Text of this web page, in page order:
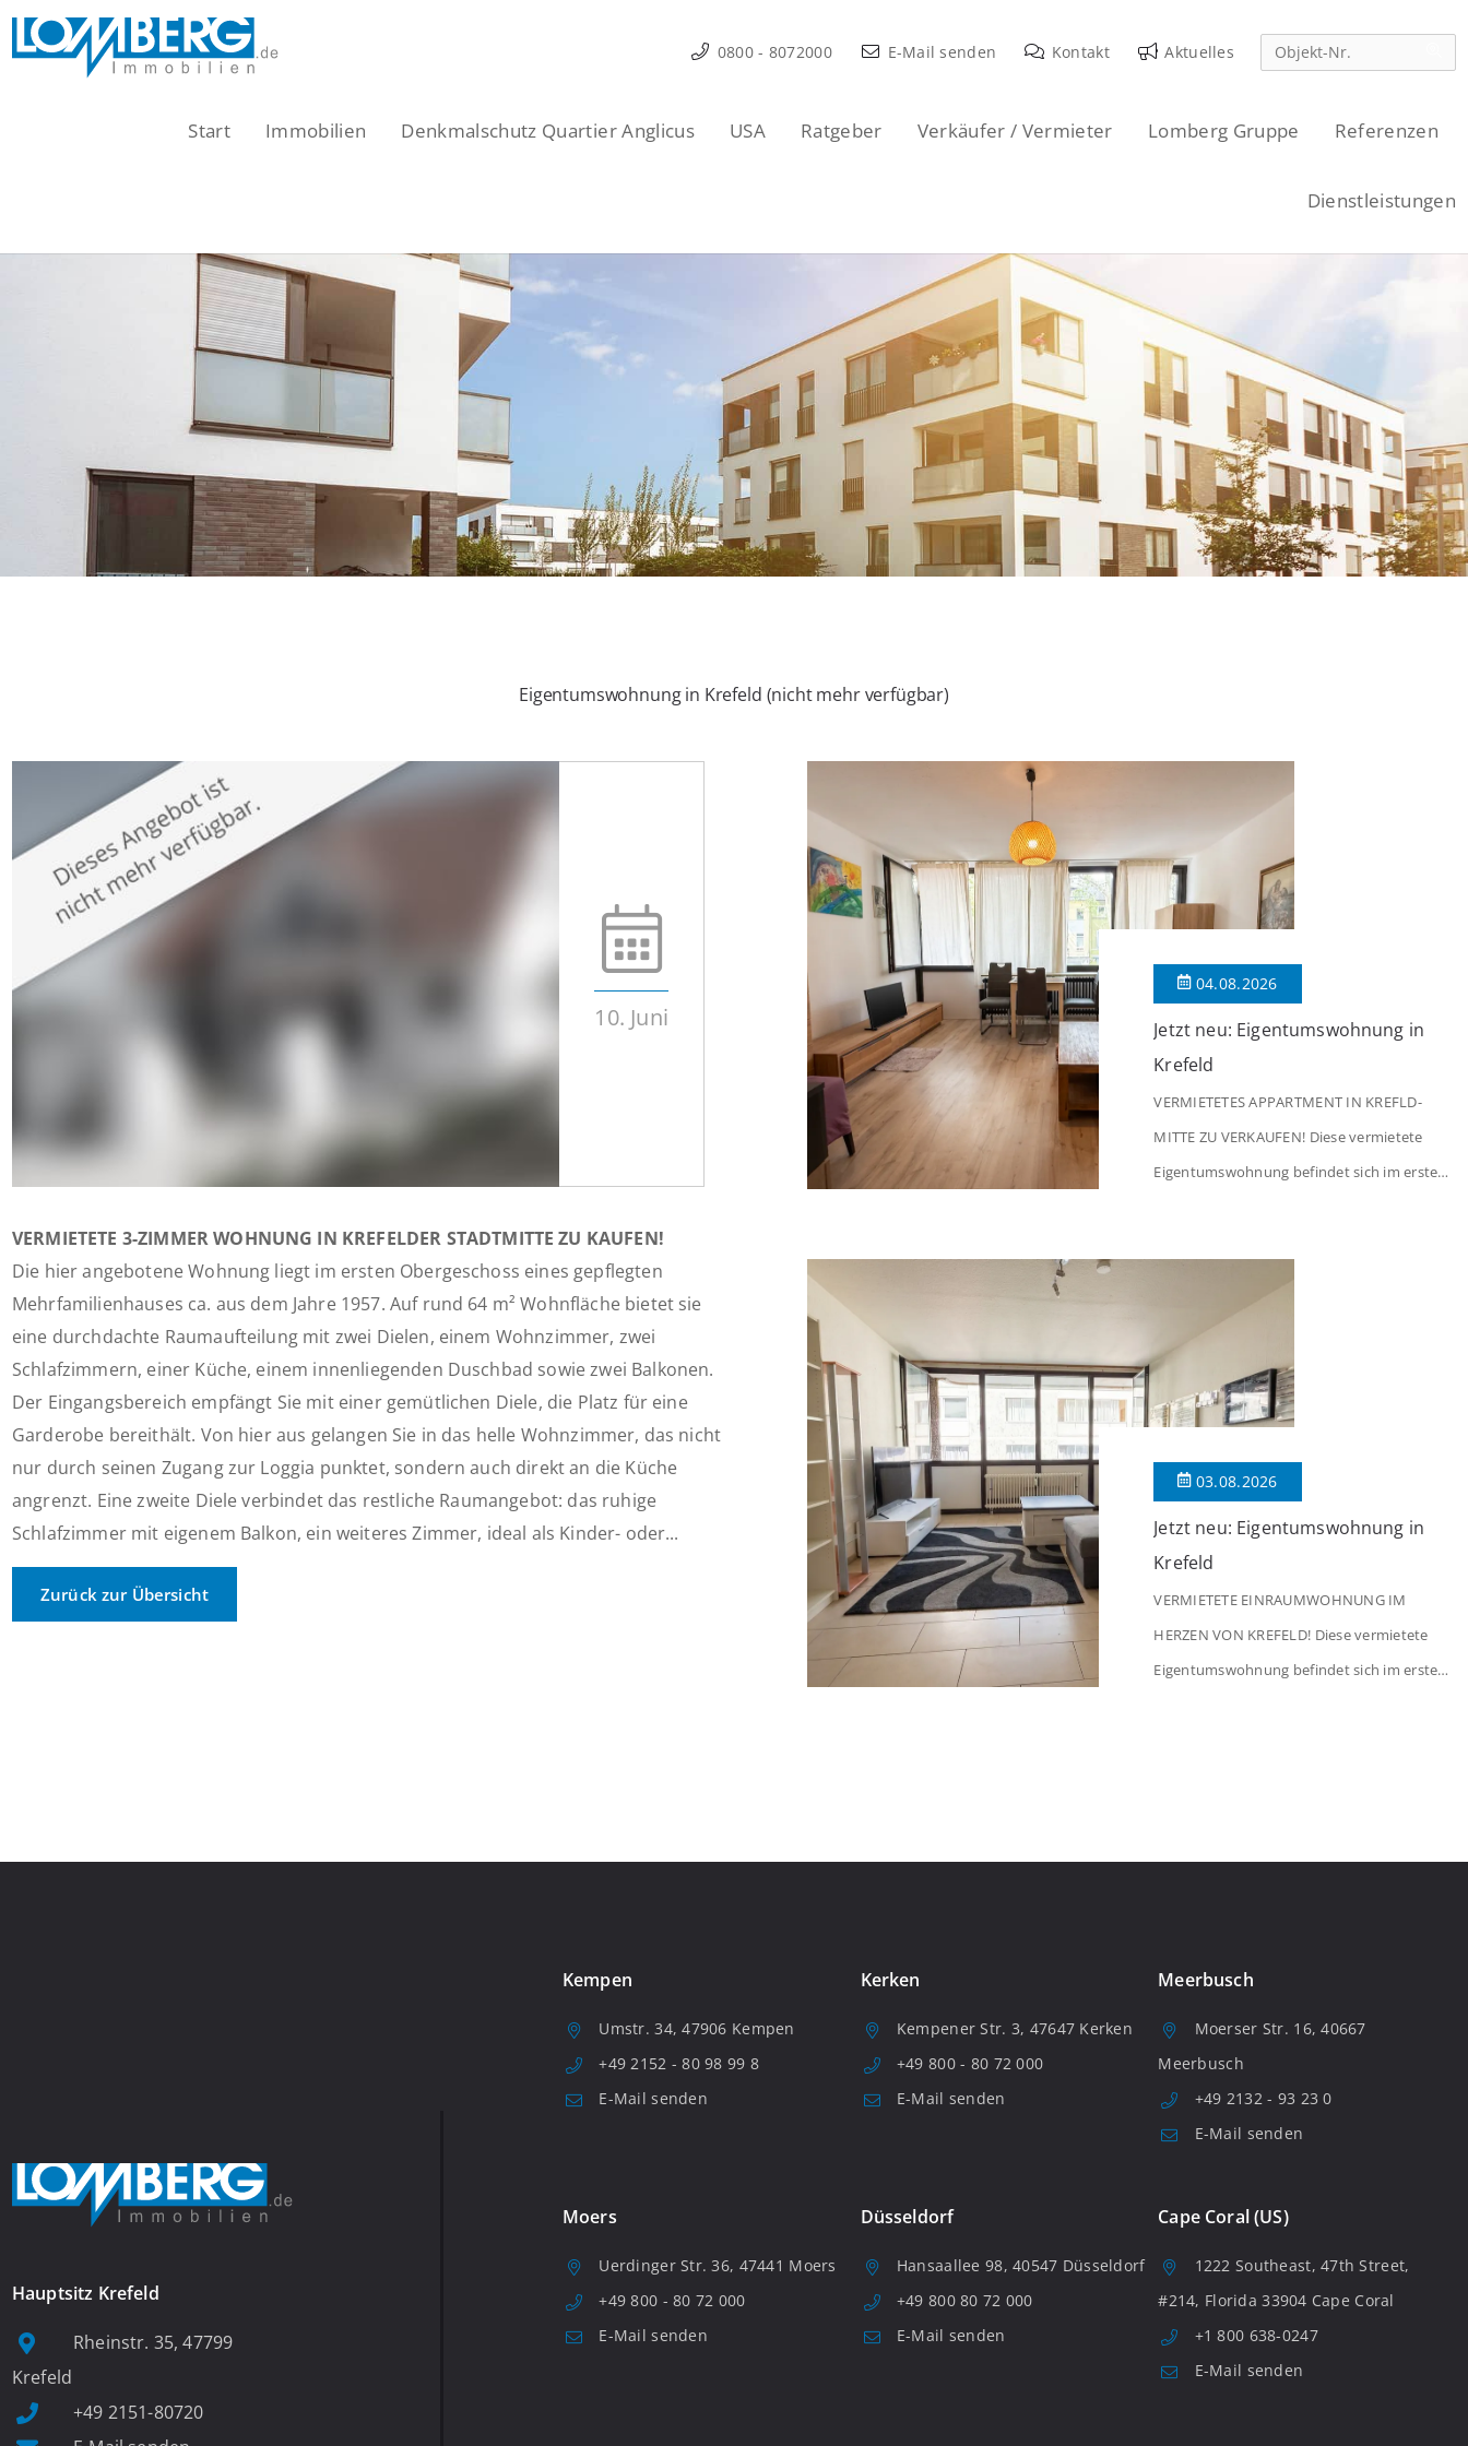
Zum
Inhalt
0800 - 8072000 E-Mail senden Kontakt Aktuelles
Start Immobilien Denkmalschutz Quartier Anglicus USA Ratgeber Verkäufer / Vermieter Lomberg Gruppe Referenzen
Dienstleistungen
Eigentumswohnung in Krefeld (nicht mehr verfügbar)
10. Juni
VERMIETETE 3-ZIMMER WOHNUNG IN KREFELDER STADTMITTE ZU KAUFEN!
Die hier angebotene Wohnung liegt im ersten Obergeschoss eines gepflegten
Mehrfamilienhauses ca. aus dem Jahre 1957. Auf rund 64 m² Wohnfläche bietet sie
eine durchdachte Raumaufteilung mit zwei Dielen, einem Wohnzimmer, zwei
Schlafzimmern, einer Küche, einem innenliegenden Duschbad sowie zwei Balkonen.
Der Eingangsbereich empfängt Sie mit einer gemütlichen Diele, die Platz für eine
Garderobe bereithält. Von hier aus gelangen Sie in das helle Wohnzimmer, das nicht
nur durch seinen Zugang zur Loggia punktet, sondern auch direkt an die Küche
angrenzt. Eine zweite Diele verbindet das restliche Raumangebot: das ruhige
Schlafzimmer mit eigenem Balkon, ein weiteres Zimmer, ideal als Kinder- oder...
Zurück zur Übersicht
04.08.2026
Jetzt neu: Eigentumswohnung in
Krefeld
VERMIETETES APPARTMENT IN KREFLD-
MITTE ZU VERKAUFEN! Diese vermietete
Eigentumswohnung befindet sich im ersten
über 34 m² Wohnfläche., welche sich wie
folgt aufteilen: Beim Betreten der Wohnung
befinden Sie sich in einer praktischen Diele,
welche ausreichend Platz für eine […]
03.08.2026
Jetzt neu: Eigentumswohnung in
Krefeld
VERMIETETE EINRAUMWOHNUNG IM
HERZEN VON KREFELD! Diese vermietete
Eigentumswohnung befindet sich im ersten
Hauptsitz Krefeld
Rheinstr. 35, 47799
Krefeld
+49 2151-80720
Kempen
Umstr. 34, 47906 Kempen
+49 2152 - 80 98 99 8
E-Mail senden
Kerken
Kempener Str. 3, 47647 Kerken
+49 800 - 80 72 000
E-Mail senden
Meerbusch
Moerser Str. 16, 40667
Meerbusch
+49 2132 - 93 23 0
E-Mail senden
Moers
Uerdinger Str. 36, 47441 Moers
+49 800 - 80 72 000
E-Mail senden
Düsseldorf
Hansaallee 98, 40547 Düsseldorf
+49 800 80 72 000
E-Mail senden
Cape Coral (US)
1222 Southeast, 47th Street,
#214, Florida 33904 Cape Coral
+1 800 638-0247
E-Mail senden